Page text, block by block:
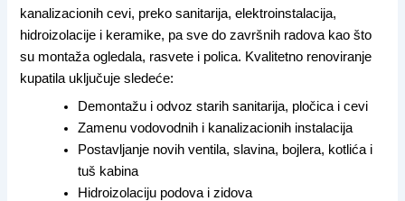
kanalizacionih cevi, preko sanitarija, elektroinstalacija,
hidroizolacije i keramike, pa sve do završnih radova kao što
su montaža ogledala, rasvete i polica. Kvalitetno renoviranje
kupatila uključuje sledeće:
Demontažu i odvoz starih sanitarija, pločica i cevi
Zamenu vodovodnih i kanalizacionih instalacija
Postavljanje novih ventila, slavina, bojlera, kotlića i
tuš kabina
Hidroizolaciju podova i zidova